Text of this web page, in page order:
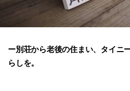
ー別荘から老後の住まい、タイニ
らしを。